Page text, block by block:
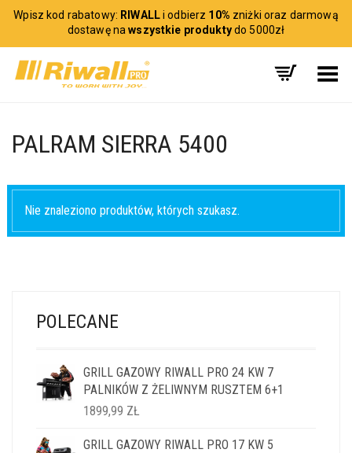
Wpisz kod rabatowy: RIWALLi odbierz 10% zniżki oraz darmową
dostawę nawszystkie produktydo 5000zł
Toggle Menu
PALRAM SIERRA 5400
Nie znaleziono produktów, których szukasz.
POLECANE
GRILL GAZOWY RIWALL PRO 24 KW 7
PALNIKÓW Z ŻELIWNYM RUSZTEM 6+1
1899,99 ZŁ
GRILL GAZOWY RIWALL PRO 17 KW 5